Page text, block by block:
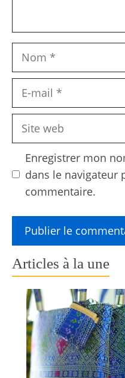
Nom
Site
Enregistrer mon
dans le navigateur
commentaire.
Articles à la une